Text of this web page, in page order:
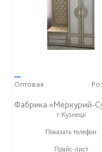
—
Оптовая
г.Кузнецк
+7 (8415) 73-05-06
Показать телефон
Прайс-лист